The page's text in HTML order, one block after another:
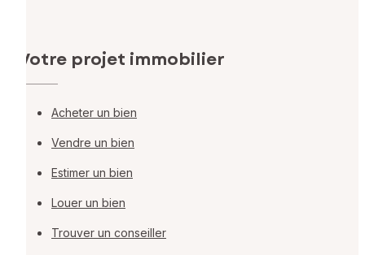
Votre projet immobilier
Acheter un bien
Vendre un bien
Estimer un bien
Louer un bien
Trouver un conseiller